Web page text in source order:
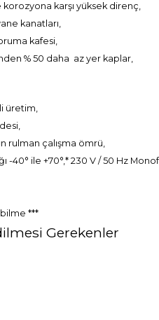
karşı yüksek direnç,
kanatları,
kafesi,
% 50 daha az yer kaplar,
üretim,
rulman çalışma ömrü,
-40° ile +70°,* 230 V / 50 Hz
***
Gerekenler